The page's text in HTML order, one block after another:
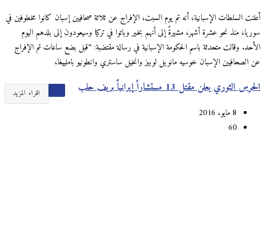
أعلنت السلطات الإسبانية، أنه تم يوم السبت، الإفراج عن ثلاثة صحافيين إسبان كانوا مخطوفين في
سوريا، منذ نحو عشرة أشهر، مشيرةً إلى أنهم بخير وباتوا في تركيا وسيعودون إلى بلدهم اليوم
الأحد. وقالت متحدثة باسم الحكومة الإسبانية في رسالة مقتضبة: “قبل بضع ساعات تم الإفراج
عن الصحافيين الإسبان خوسيه مانويل لوبيز وانخيل ساستري وانطونيو باملييغا،
اقراء المزيد الحرس الثوري يعلن مقتل 13 مستشاراً إيرانياً بريف حلب
60